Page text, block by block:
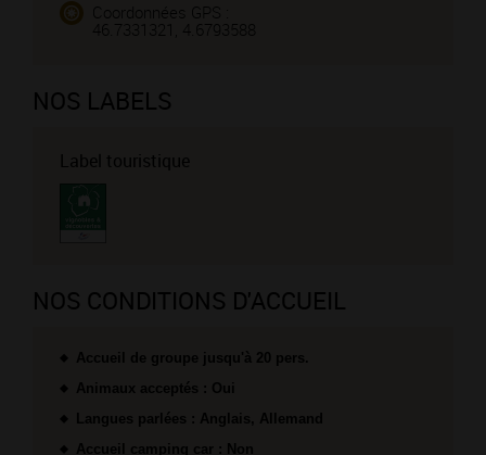
Coordonnées GPS :
46.7331321, 4.6793588
NOS LABELS
Label touristique
NOS CONDITIONS D'ACCUEIL
Accueil de groupe jusqu'à 20 pers.
Animaux acceptés : Oui
Langues parlées : Anglais, Allemand
Accueil camping car : Non